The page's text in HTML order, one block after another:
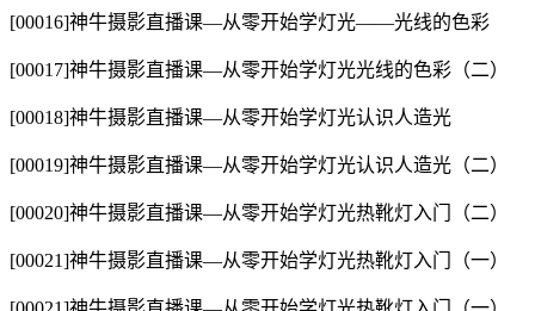
[00016]神牛摄影直播课—从零开始学灯光——光线的色彩
[00017]神牛摄影直播课—从零开始学灯光光线的色彩（二）
[00018]神牛摄影直播课—从零开始学灯光认识人造光
[00019]神牛摄影直播课—从零开始学灯光认识人造光（二）
[00020]神牛摄影直播课—从零开始学灯光热靴灯入门（二）
[00021]神牛摄影直播课—从零开始学灯光热靴灯入门（一）